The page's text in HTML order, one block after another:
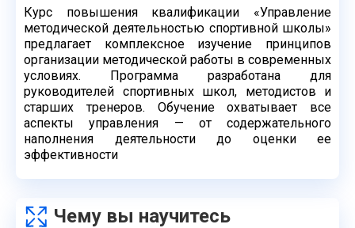
Курс повышения квалификации «Управление
методической деятельностью спортивной школы»
предлагает комплексное изучение принципов
организации методической работы в современных
условиях. Программа разработана для
руководителей спортивных школ, методистов и
старших тренеров. Обучение охватывает все
аспекты управления — от содержательного
наполнения деятельности до оценки ее
эффективности
Чему вы научитесь